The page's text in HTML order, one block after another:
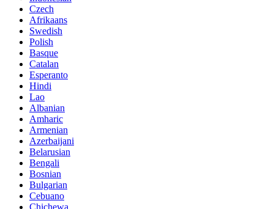
Czech
Afrikaans
Swedish
Polish
Basque
Catalan
Esperanto
Hindi
Lao
Albanian
Amharic
Armenian
Azerbaijani
Belarusian
Bengali
Bosnian
Bulgarian
Cebuano
Chichewa